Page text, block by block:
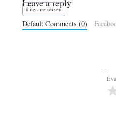
Bericht
tags:
#literaire reizen
Leave a reply
Default Comments (0)